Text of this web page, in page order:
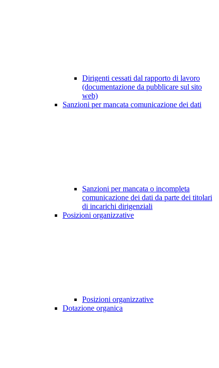
Dirigenti cessati dal rapporto di lavoro
(documentazione da pubblicare sul sito
web)
Sanzioni per mancata comunicazione dei dati
Sanzioni per mancata o incompleta
comunicazione dei dati da parte dei titolari
di incarichi dirigenziali
Posizioni organizzative
Posizioni organizzative
Dotazione organica